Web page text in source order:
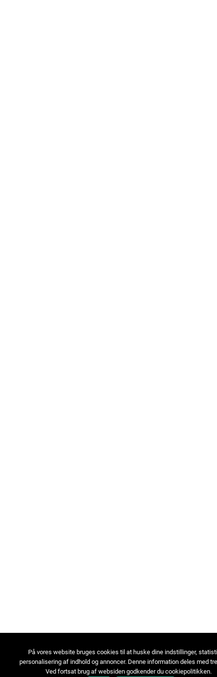
På vores website bruges cookies til at huske dine indstillinger,
personalisering af indhold og annoncer. Denne information deles med
Ved fortsat brug af websiden godkender du cookiepolitikken.